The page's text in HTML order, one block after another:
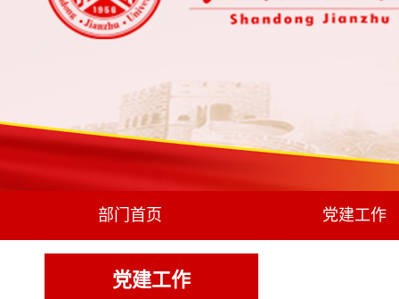
部门首页 党建工作
党建工作